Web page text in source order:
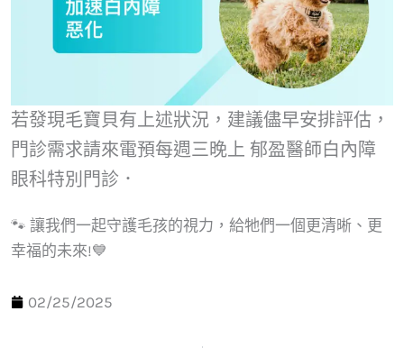
若發現毛寶貝有上述狀況，建議儘早安排評估，
門診需求請來電預每週三晚上 郁盈醫師白內障
眼科特別門診．
🐾 讓我們一起守護毛孩的視力，給牠們一個更清晰、更
幸福的未來!💙
02/25/2025